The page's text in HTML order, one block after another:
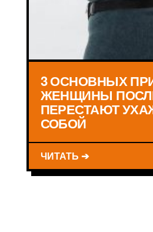
3 ОСНОВНЫХ
ЖЕНЩИНЫ
ПЕРЕСТАЮТ
СОБОЙ
ЧИТАТЬ ➔